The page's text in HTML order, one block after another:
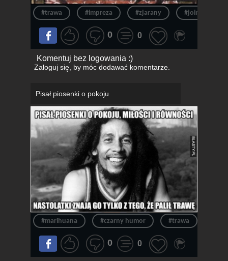
#trawa #impreza #zjarany #joint
0 0
Komentuj bez logowania :)
Zaloguj się, by móc dodawać komentarze.
Pisał piosenki o pokoju
#marihuana #czarny humor #trawa
0 0